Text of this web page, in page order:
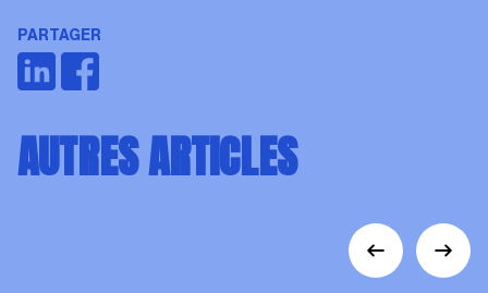
PARTAGER
AUTRES ARTICLES